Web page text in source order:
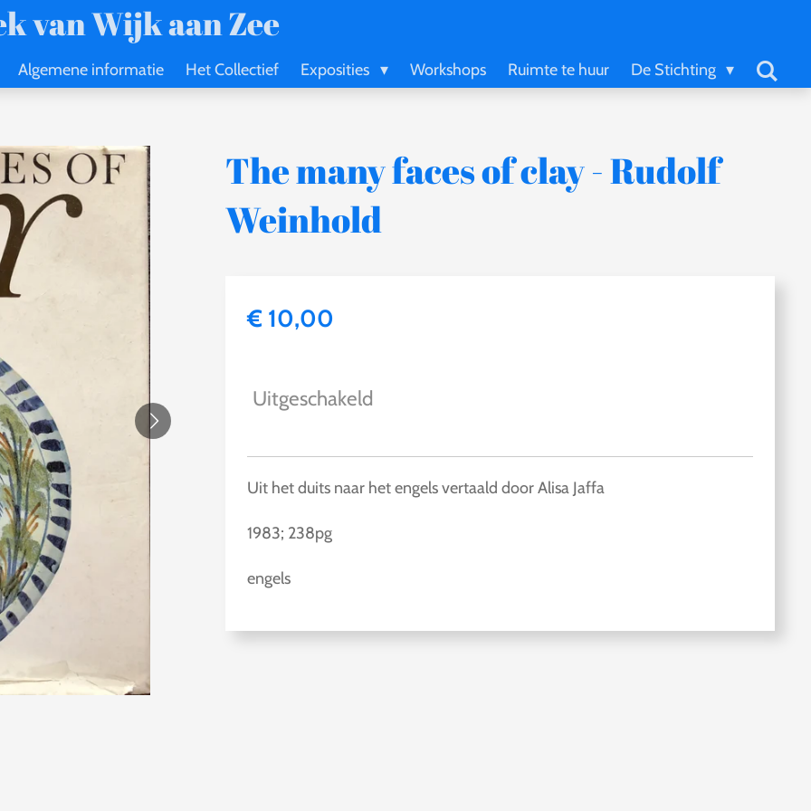
van Wijk aan Zee
Algemene informatie Het Collectief Exposities Workshops Ruimte te huur De Stichting
The many faces of clay - Rudolf
Weinhold
€ 10,00
Uitgeschakeld
Uit het duits naar het engels vertaald door Alisa Jaffa
1983; 238pg
engels